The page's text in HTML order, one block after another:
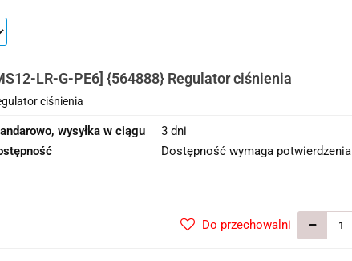
LR-G-PE6] {564888} Regulator ciśnienia
ciśnienia
wysyłka w ciągu
3 dni
Dostępność wymaga potwierdzenia
Do przechowalni